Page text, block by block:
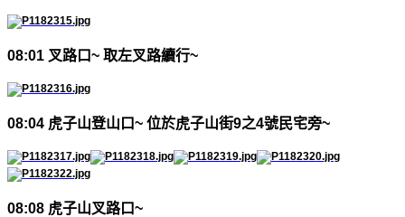
08:01 叉路口~ 取左叉路續行~
08:04 虎子山登山口~ 位於虎子山街9之4號民宅旁~
08:08 虎子山叉路口~